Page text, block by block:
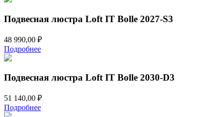
Подвесная люстра Loft IT Bolle 2027-S3
48 990,00 ₽
Подробнее
Подвесная люстра Loft IT Bolle 2030-D3
51 140,00 ₽
Подробнее